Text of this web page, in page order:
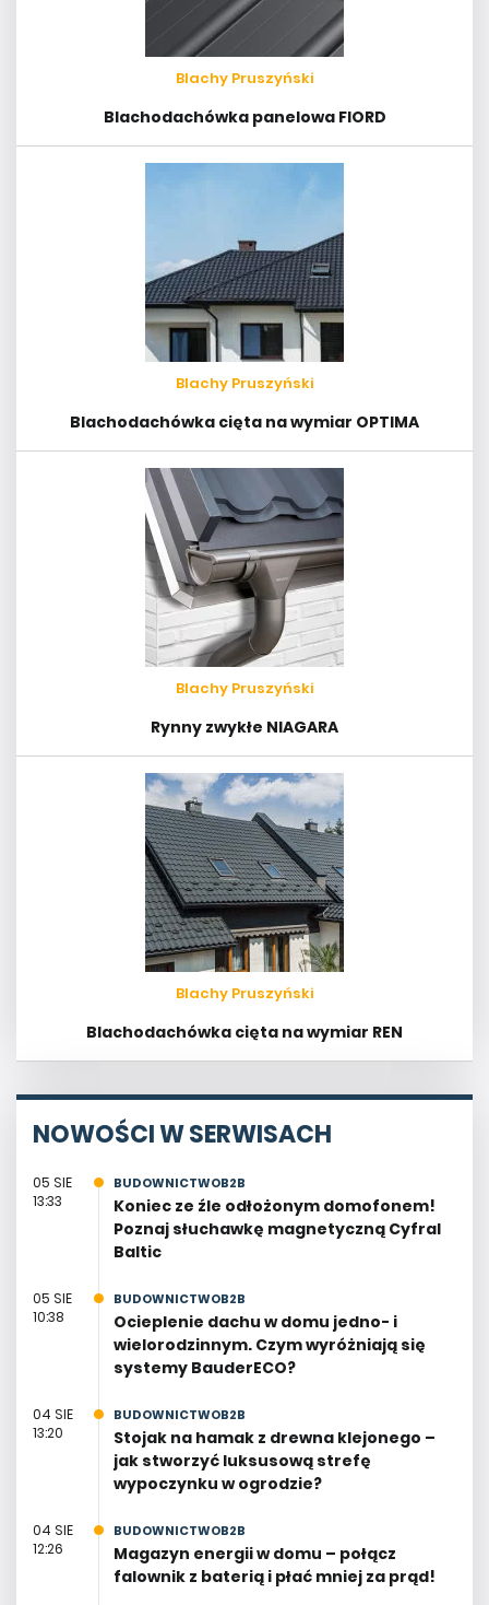
Blachy Pruszyński
Blachodachówka panelowa FIORD
Blachy Pruszyński
Blachodachówka cięta na wymiar OPTIMA
Blachy Pruszyński
Rynny zwykłe NIAGARA
Blachy Pruszyński
Blachodachówka cięta na wymiar REN
NOWOŚCI W SERWISACH
05 SIE
13:33
BUDOWNICTWOB2B
Koniec ze źle odłożonym domofonem!
Poznaj słuchawkę magnetyczną Cyfral
Baltic
05 SIE
10:38
BUDOWNICTWOB2B
Ocieplenie dachu w domu jedno- i
wielorodzinnym. Czym wyróżniają się
systemy BauderECO?
04 SIE
13:20
BUDOWNICTWOB2B
Stojak na hamak z drewna klejonego –
jak stworzyć luksusową strefę
wypoczynku w ogrodzie?
04 SIE
12:26
BUDOWNICTWOB2B
Magazyn energii w domu – połącz
falownik z baterią i płać mniej za prąd!